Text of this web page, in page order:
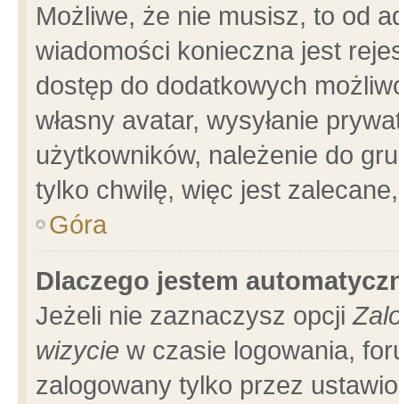
Możliwe, że nie musisz, to od
wiadomości konieczna jest
dostęp do dodatkowych
własny avatar, wysyłanie
użytkowników, należenie do
tylko chwilę, więc jest
Góra
Dlaczego jestem
Jeżeli nie zaznaczysz opcji
wizycie w czasie logowania,
zalogowany tylko przez